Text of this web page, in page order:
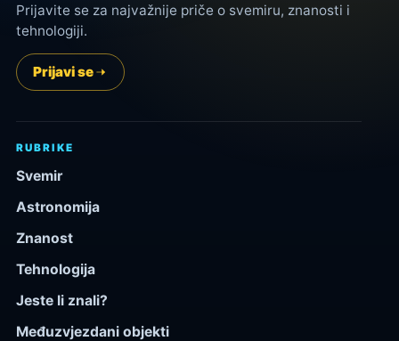
Prijavite se za najvažnije priče o svemiru, znanosti i
tehnologiji.
Prijavi se
RUBRIKE
Svemir
Astronomija
Znanost
Tehnologija
Jeste li znali?
Međuzvjezdani objekti